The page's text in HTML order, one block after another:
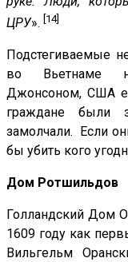
ЦРУ». [14]
Подстегиваемые
во Вьетнаме
Джонсоном, США
граждане были
замолчали. Если
бы убить кого
Дом Ротшильдов
Голландский Дом
1609 году как
Вильгельм